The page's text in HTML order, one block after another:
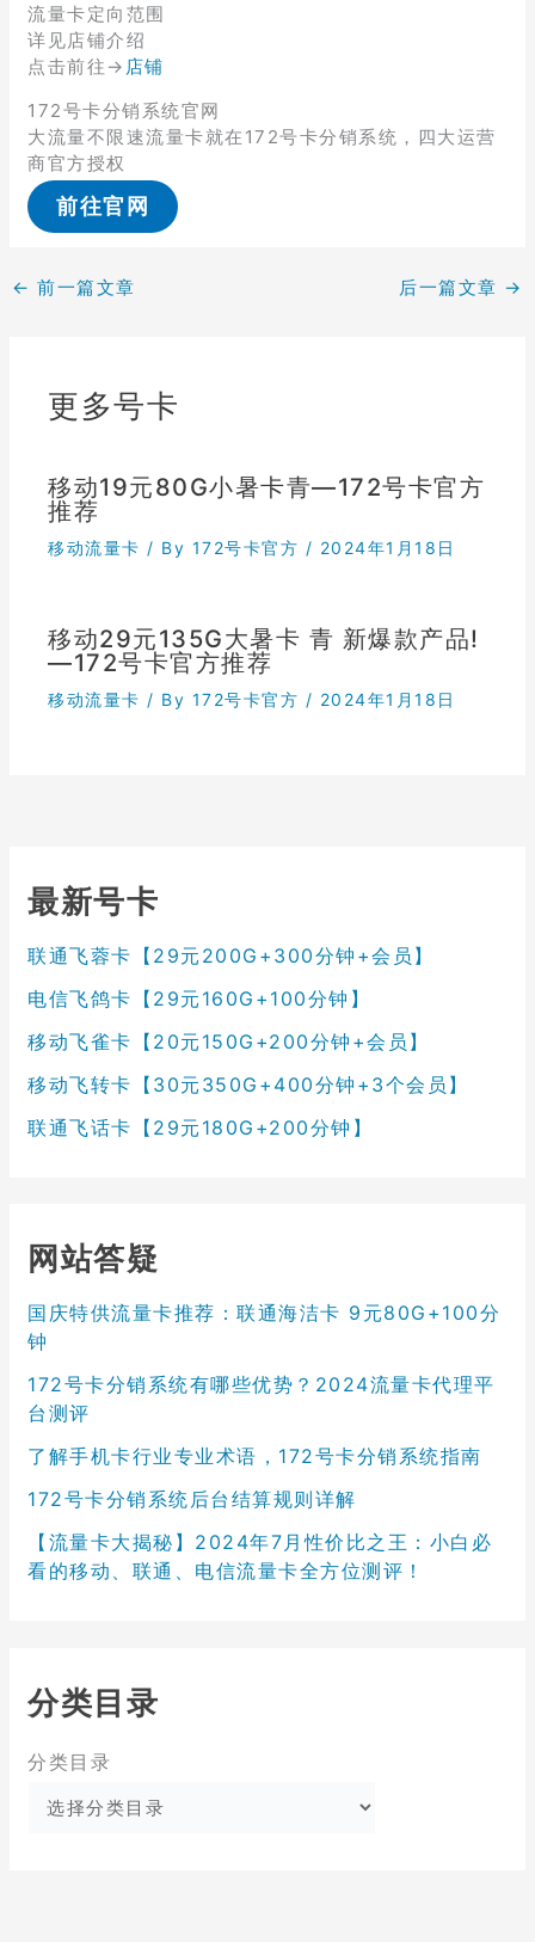
流量卡定向范围
详见店铺介绍
点击前往→ 店铺
172号卡分销系统官网
大流量不限速流量卡就在172号卡分销系统，四大运营
商官方授权
前往官网
← 前一篇文章 后一篇文章 →
更多号卡
移动19元80G小暑卡青—172号卡官方
推荐
移动流量卡 / By 172号卡官方 / 2024年1月18日
移动29元135G大暑卡 青 新爆款产品!
—172号卡官方推荐
移动流量卡 / By 172号卡官方 / 2024年1月18日
最新号卡
联通飞蓉卡【29元200G+300分钟+会员】
电信飞鸽卡【29元160G+100分钟】
移动飞雀卡【20元150G+200分钟+会员】
移动飞转卡【30元350G+400分钟+3个会员】
联通飞话卡【29元180G+200分钟】
网站答疑
国庆特供流量卡推荐：联通海洁卡 9元80G+100分
钟
172号卡分销系统有哪些优势？2024流量卡代理平
台测评
了解手机卡行业专业术语，172号卡分销系统指南
172号卡分销系统后台结算规则详解
【流量卡大揭秘】2024年7月性价比之王：小白必
看的移动、联通、电信流量卡全方位测评！
分类目录
分类目录